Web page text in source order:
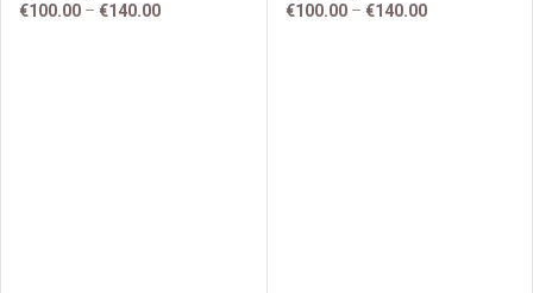
€100.00 – €140.00
€100.00 – €140.00